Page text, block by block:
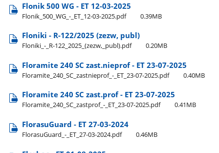
Flonik 500 WG - ET 12-03-2025
Flonik​_500​_WG​_-​_ET​_12-03-2025.pdf 0.39MB
Floniki - R-122/2025 (zezw, publ)
Floniki​_-​_R-122​_2025​_(zezw,​_publ).pdf 0.20MB
Floramite 240 SC zast.nieprof - ET 23-07-2025
Floramite​_240​_SC​_zastnieprof​_-​_ET​_23-07-2025.pdf 0.40MB
Floramite 240 SC zast.prof - ET 23-07-2025
Floramite​_240​_SC​_zastprof​_-​_ET​_23-07-2025.pdf 0.41MB
FlorasuGuard - ET 27-03-2024
FlorasuGuard​_-​_ET​_27-03-2024.pdf 0.46MB